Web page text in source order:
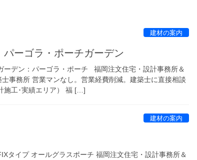
建材の案内
ーゴラ・ポーチガーデン
ーデン：パーゴラ・ポーチ 福岡注文住宅・設計事務所＆
事務所 営業マンなし。営業経費削減。建築士に直接相談
施工･実績エリア） 福 […]
建材の案内
タイプ オールグラスポーチ 福岡注文住宅・設計事務所＆